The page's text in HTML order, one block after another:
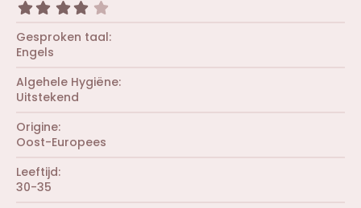
r
ee
r
e
0
0
e
Gesproken taal
Engels
Algehele Hygiëne
Uitstekend
Origine
Oost-Europees
Leeftijd
30-35